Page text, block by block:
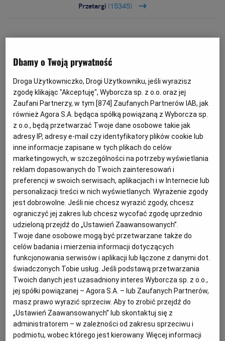
Przetargi (15345)
2. (uchylony).
wykraczającej poza określenie przedmiotu
zamówienia zawarte w specyfikacji istotnych
warunków zamówienia.
Art. 141. Wykonawcy, o których mowa w art. 23
ust. 1, ponoszą solidarną odpowiedzialność za
wykonanie umowy i wniesienie zabezpieczenia
należytego wykonania umowy.
Dbamy o Twoją prywatność
Droga Użytkowniczko, Drogi Użytkowniku, jeśli wyrazisz
zgodę klikając "Akceptuję", Wyborcza sp. z o.o. oraz jej
Zaufani Partnerzy, w tym [874] Zaufanych Partnerów IAB, jak
również Agora S.A. będąca spółką powiązaną z Wyborcza sp.
z o.o., będą przetwarzać Twoje dane osobowe takie jak
adresy IP, adresy e-mail czy identyfikatory plików cookie lub
inne informacje zapisane w tych plikach do celów
marketingowych, w szczególności na potrzeby wyświetlania
reklam dopasowanych do Twoich zainteresowań i
preferencji w swoich serwisach, aplikacjach i w Internecie lub
personalizacji treści w nich wyświetlanych. Wyrażenie zgody
jest dobrowolne. Jeśli nie chcesz wyrazić zgody, chcesz
ograniczyć jej zakres lub chcesz wycofać zgodę uprzednio
udzieloną przejdź do „Ustawień Zaawansowanych”.
Twoje dane osobowe mogą być przetwarzane także do
celów badania i mierzenia informacji dotyczących
funkcjonowania serwisów i aplikacji lub łączone z danymi dot.
świadczonych Tobie usług. Jeśli podstawą przetwarzania
Twoich danych jest uzasadniony interes Wyborcza sp. z o.o.,
jej spółki powiązanej – Agora S.A. – lub Zaufanych Partnerów,
masz prawo wyrazić sprzeciw. Aby to zrobić przejdź do
„Ustawień Zaawansowanych” lub skontaktuj się z
administratorem – w zależności od zakresu sprzeciwu i
podmiotu, wobec którego jest kierowany. Więcej informacji